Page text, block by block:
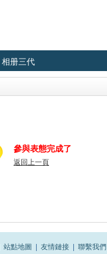
相册三代
參與表態完成了
返回上一頁
站點地圖 友情鏈接 聯繫我們